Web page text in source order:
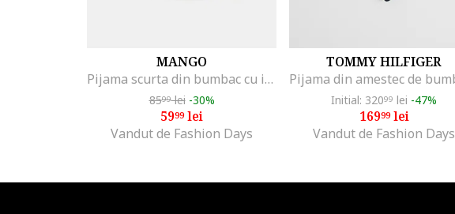
MANGO
Pijama scurta din bumbac cu imprimeu cu Mickey Mouse, Albastru lavanda/Bleumarin
8599lei -30%
5999lei
Vandut de Fashion Days
TOMMY HILFIGER
Initial: 32099 lei -47%
16999lei
Vandut de Fashion Days